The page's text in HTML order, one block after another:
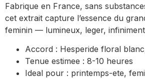
Fabrique en France, sans
cet extrait capture l’essence du
feminin — lumineux, leger,
Accord : Hesperide floral
Tenue estimee : 8-10 heures
Ideal pour : printemps-ete,